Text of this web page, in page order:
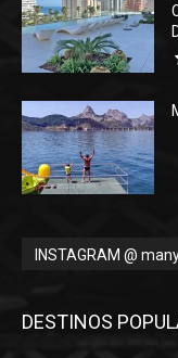
INSTAGRAM @
DESTINOS